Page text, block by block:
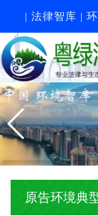
| 法律智库 |
原告环境典